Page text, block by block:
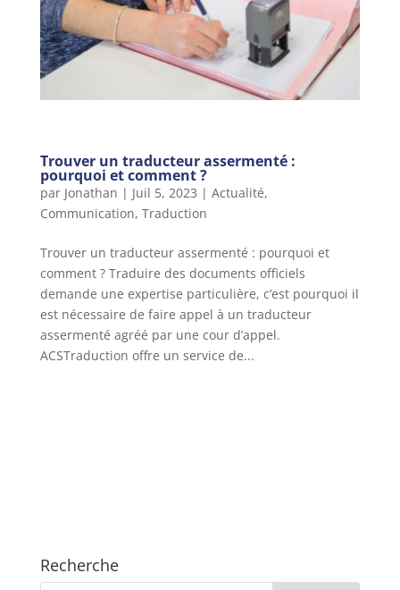
Trouver un traducteur assermenté :
pourquoi et comment ?
par Jonathan | Juil 5, 2023 | Actualité,
Communication, Traduction
Trouver un traducteur assermenté : pourquoi et
comment ? Traduire des documents officiels
demande une expertise particulière, c’est pourquoi il
est nécessaire de faire appel à un traducteur
assermenté agréé par une cour d’appel.
ACSTraduction offre un service de...
Recherche